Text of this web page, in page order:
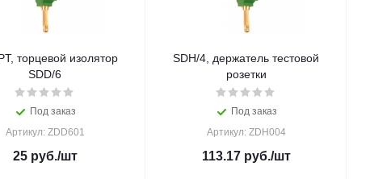
торцевой изолятор
SDD/6
Под заказ
Артикул: ZDD601
25руб./шт
SDH/4, держатель тестовой
розетки
Под заказ
Артикул: ZDH004
113.17руб./шт